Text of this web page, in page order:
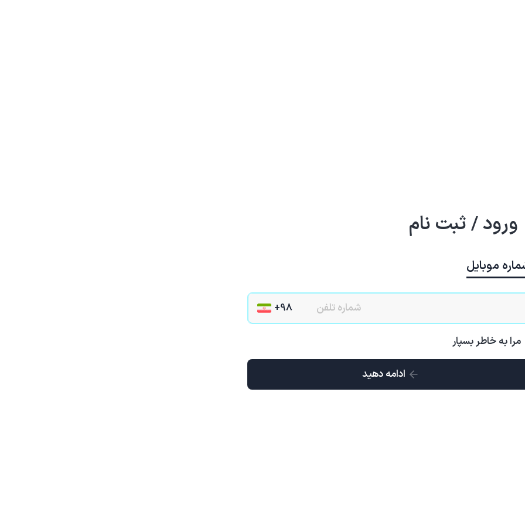
ورود / ثبت نام
موبایل
مرا به خاطر بسپار
ادامه دهید